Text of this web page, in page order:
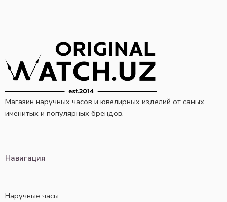
Магазин наручных часов и ювелирных изделий от самых
именитых и популярных брендов.
Навигация
Наручные часы